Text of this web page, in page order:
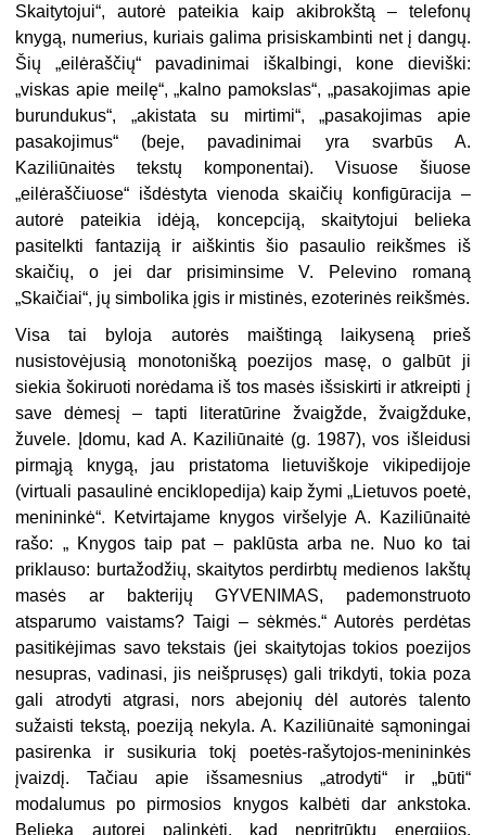
Skaitytojui“, autorė pateikia kaip akibrokštą – telefonų
knygą, numerius, kuriais galima prisiskambinti net į dangų.
Šių „eilėraščių“ pavadinimai iškalbingi, kone dieviški:
„viskas apie meilę“, „kalno pamokslas“, „pasakojimas apie
burundukus“, „akistata su mirtimi“, „pasakojimas apie
pasakojimus“ (beje, pavadinimai yra svarbūs A.
Kaziliūnaitės tekstų komponentai). Visuose šiuose
„eilėraščiuose“ išdėstyta vienoda skaičių konfigūracija –
autorė pateikia idėją, koncepciją, skaitytojui belieka
pasitelkti fantaziją ir aiškintis šio pasaulio reikšmes iš
skaičių, o jei dar prisiminsime V. Pelevino romaną
„Skaičiai“, jų simbolika įgis ir mistinės, ezoterinės reikšmės.
Visa tai byloja autorės maištingą laikyseną prieš
nusistovėjusią monotonišką poezijos masę, o galbūt ji
siekia šokiruoti norėdama iš tos masės išsiskirti ir atkreipti į
save dėmesį – tapti literatūrine žvaigžde, žvaigžduke,
žuvele. Įdomu, kad A. Kaziliūnaitė (g. 1987), vos išleidusi
pirmąją knygą, jau pristatoma lietuviškoje vikipedijoje
(virtuali pasaulinė enciklopedija) kaip žymi „Lietuvos poetė,
menininkė“. Ketvirtajame knygos viršelyje A. Kaziliūnaitė
rašo: „ Knygos taip pat – paklūsta arba ne. Nuo ko tai
priklauso: burtažodžių, skaitytos perdirbtų medienos lakštų
masės ar bakterijų GYVENIMAS, pademonstruoto
atsparumo vaistams? Taigi – sėkmės.“ Autorės perdėtas
pasitikėjimas savo tekstais (jei skaitytojas tokios poezijos
nesupras, vadinasi, jis neišprusęs) gali trikdyti, tokia poza
gali atrodyti atgrasi, nors abejonių dėl autorės talento
sužaisti tekstą, poeziją nekyla. A. Kaziliūnaitė sąmoningai
pasirenka ir susikuria tokį poetės-rašytojos-menininkės
įvaizdį. Tačiau apie išsamesnius „atrodyti“ ir „būti“
modalumus po pirmosios knygos kalbėti dar ankstoka.
Belieka autorei palinkėti, kad nepritrūktų energijos,